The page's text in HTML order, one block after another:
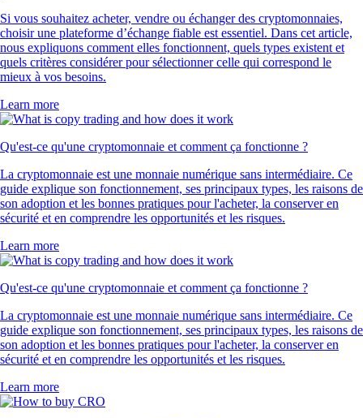
Si vous souhaitez acheter, vendre ou échanger des cryptomonnaies,
choisir une plateforme d’échange fiable est essentiel. Dans cet article,
nous expliquons comment elles fonctionnent, quels types existent et
quels critères considérer pour sélectionner celle qui correspond le
mieux à vos besoins.
Learn more
Qu'est-ce qu'une cryptomonnaie et comment ça fonctionne ?
La cryptomonnaie est une monnaie numérique sans intermédiaire. Ce
guide explique son fonctionnement, ses principaux types, les raisons de
son adoption et les bonnes pratiques pour l'acheter, la conserver en
sécurité et en comprendre les opportunités et les risques.
Learn more
Qu'est-ce qu'une cryptomonnaie et comment ça fonctionne ?
La cryptomonnaie est une monnaie numérique sans intermédiaire. Ce
guide explique son fonctionnement, ses principaux types, les raisons de
son adoption et les bonnes pratiques pour l'acheter, la conserver en
sécurité et en comprendre les opportunités et les risques.
Learn more